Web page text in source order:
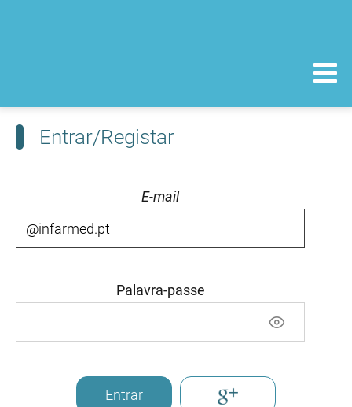
Entrar/Registar
E-mail
Palavra-passe
Entrar